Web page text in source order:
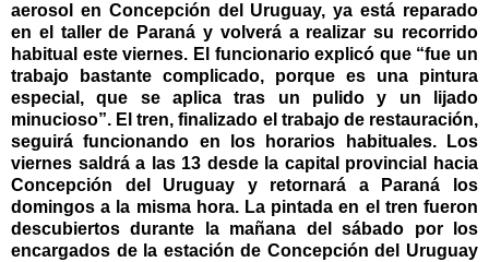
aerosol en Concepción del Uruguay, ya está reparado
en el taller de Paraná y volverá a realizar su recorrido
habitual este viernes. El funcionario explicó que “fue un
trabajo bastante complicado, porque es una pintura
especial, que se aplica tras un pulido y un lijado
minucioso”. El tren, finalizado el trabajo de restauración,
seguirá funcionando en los horarios habituales. Los
viernes saldrá a las 13 desde la capital provincial hacia
Concepción del Uruguay y retornará a Paraná los
domingos a la misma hora. La pintada en el tren fueron
descubiertos durante la mañana del sábado por los
encargados de la estación de Concepción del Uruguay